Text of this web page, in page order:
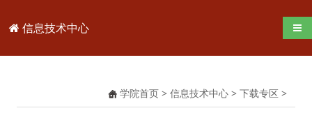
信息技术中心 导
学院首页 > 信息技术中心 > 下载专区 >